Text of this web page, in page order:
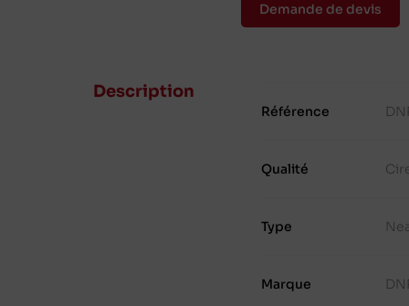
Demande de devis
Description
Référence
Qualité
Type
Marque